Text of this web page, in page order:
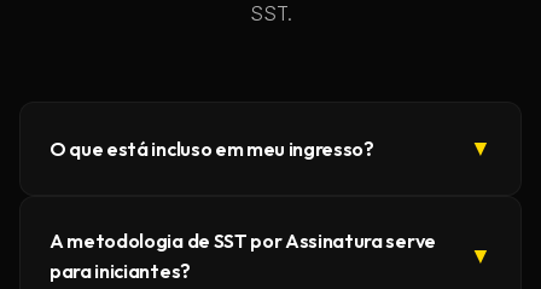
SST.
O que está incluso em meu ingresso? ▼
A metodologia de SST por Assinatura serve
para iniciantes?
▼